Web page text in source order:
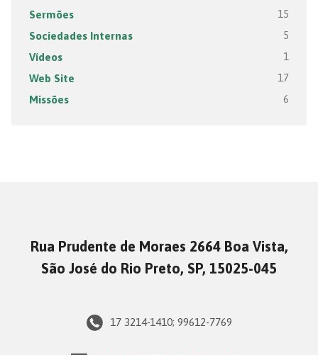
Sermões 15
Sociedades Internas 5
Vídeos 1
Web Site 17
Missões 6
Rua Prudente de Moraes 2664 Boa Vista,
São José do Rio Preto, SP, 15025-045
17 3214-1410; 99612-7769